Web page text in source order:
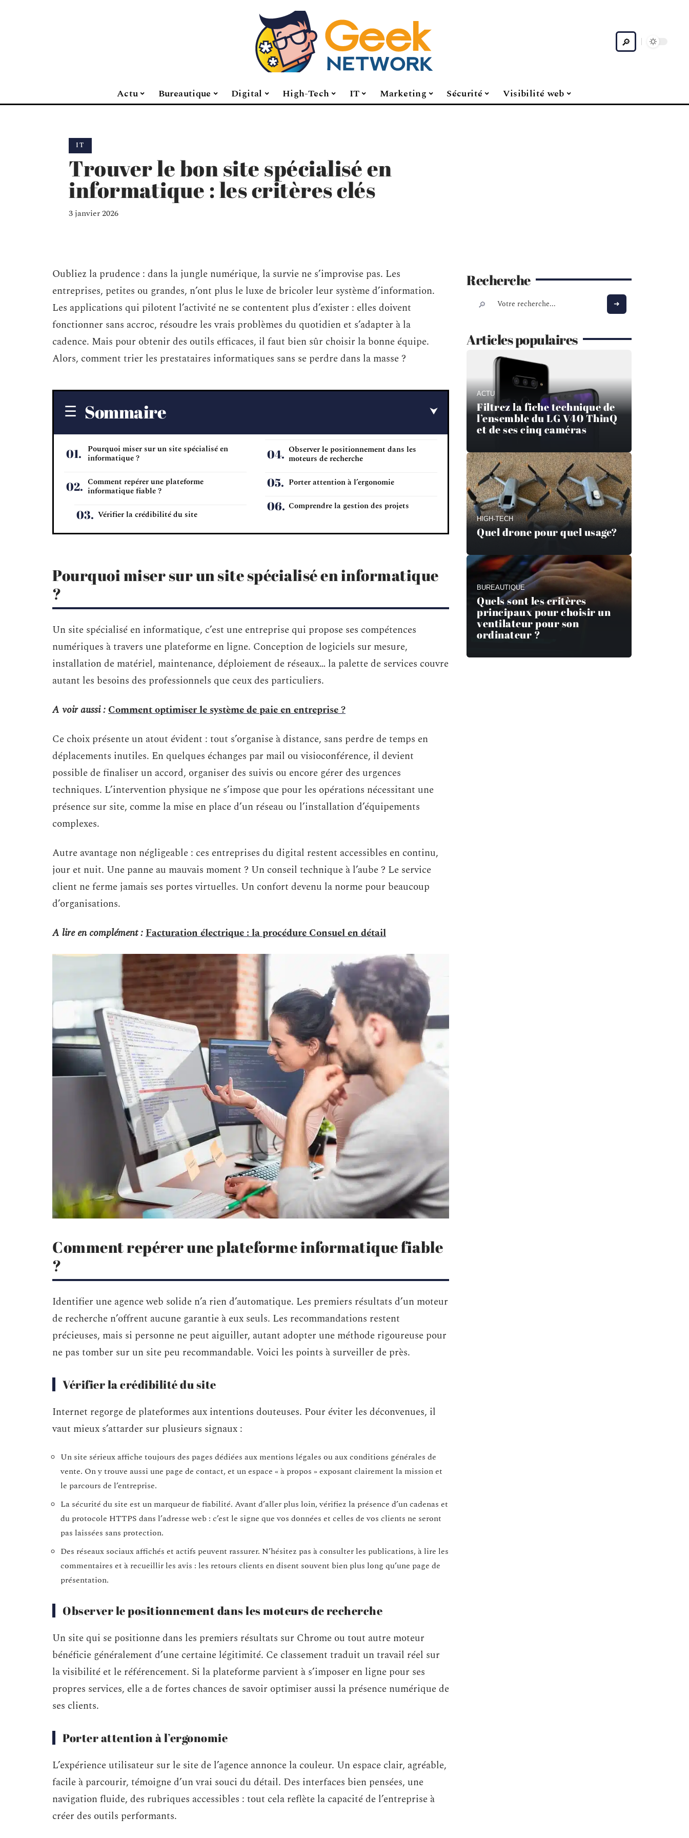
Actu Bureautique Digital High-Tech IT Marketing Sécurité Visibilité web
IT
Trouver le bon site spécialisé en
informatique : les critères clés
3 janvier 2026
Oubliez la prudence : dans la jungle numérique, la survie ne s’improvise pas. Les
entreprises, petites ou grandes, n’ont plus le luxe de bricoler leur système d’information.
Les applications qui pilotent l’activité ne se contentent plus d’exister : elles doivent
fonctionner sans accroc, résoudre les vrais problèmes du quotidien et s’adapter à la
cadence. Mais pour obtenir des outils efficaces, il faut bien sûr choisir la bonne équipe.
Alors, comment trier les prestataires informatiques sans se perdre dans la masse ?
Sommaire
Pourquoi miser sur un site spécialisé en
informatique ?
Comment repérer une plateforme
informatique fiable ?
Vérifier la crédibilité du site
Observer le positionnement dans les
moteurs de recherche
Porter attention à l’ergonomie
Comprendre la gestion des projets
Pourquoi miser sur un site spécialisé en informatique
?
Un site spécialisé en informatique, c’est une entreprise qui propose ses compétences
numériques à travers une plateforme en ligne. Conception de logiciels sur mesure,
installation de matériel, maintenance, déploiement de réseaux… la palette de services couvre
autant les besoins des professionnels que ceux des particuliers.
A voir aussi :Comment optimiser le système de paie en entreprise ?
Ce choix présente un atout évident : tout s’organise à distance, sans perdre de temps en
déplacements inutiles. En quelques échanges par mail ou visioconférence, il devient
possible de finaliser un accord, organiser des suivis ou encore gérer des urgences
techniques. L’intervention physique ne s’impose que pour les opérations nécessitant une
présence sur site, comme la mise en place d’un réseau ou l’installation d’équipements
complexes.
Autre avantage non négligeable : ces entreprises du digital restent accessibles en continu,
jour et nuit. Une panne au mauvais moment ? Un conseil technique à l’aube ? Le service
client ne ferme jamais ses portes virtuelles. Un confort devenu la norme pour beaucoup
d’organisations.
A lire en complément :Facturation électrique : la procédure Consuel en détail
Comment repérer une plateforme informatique fiable
?
Identifier une agence web solide n’a rien d’automatique. Les premiers résultats d’un moteur
de recherche n’offrent aucune garantie à eux seuls. Les recommandations restent
précieuses, mais si personne ne peut aiguiller, autant adopter une méthode rigoureuse pour
ne pas tomber sur un site peu recommandable. Voici les points à surveiller de près.
Vérifier la crédibilité du site
Internet regorge de plateformes aux intentions douteuses. Pour éviter les déconvenues, il
vaut mieux s’attarder sur plusieurs signaux :
Un site sérieux affiche toujours des pages dédiées aux mentions légales ou aux conditions générales de
vente. On y trouve aussi une page de contact, et un espace « à propos » exposant clairement la mission et
le parcours de l’entreprise.
La sécurité du site est un marqueur de fiabilité. Avant d’aller plus loin, vérifiez la présence d’un cadenas et
du protocole HTTPS dans l’adresse web : c’est le signe que vos données et celles de vos clients ne seront
pas laissées sans protection.
Des réseaux sociaux affichés et actifs peuvent rassurer. N’hésitez pas à consulter les publications, à lire les
commentaires et à recueillir les avis : les retours clients en disent souvent bien plus long qu’une page de
présentation.
Observer le positionnement dans les moteurs de recherche
Un site qui se positionne dans les premiers résultats sur Chrome ou tout autre moteur
bénéficie généralement d’une certaine légitimité. Ce classement traduit un travail réel sur
la visibilité et le référencement. Si la plateforme parvient à s’imposer en ligne pour ses
propres services, elle a de fortes chances de savoir optimiser aussi la présence numérique de
ses clients.
Porter attention à l’ergonomie
L’expérience utilisateur sur le site de l’agence annonce la couleur. Un espace clair, agréable,
facile à parcourir, témoigne d’un vrai souci du détail. Des interfaces bien pensées, une
navigation fluide, des rubriques accessibles : tout cela reflète la capacité de l’entreprise à
créer des outils performants.
Recherche
Articles populaires
ACTU
Filtrez la fiche technique de
l’ensemble du LG V40 ThinQ
et de ses cinq caméras
HIGH-TECH
Quel drone pour quel usage?
BUREAUTIQUE
Quels sont les critères
principaux pour choisir un
ventilateur pour son
ordinateur ?